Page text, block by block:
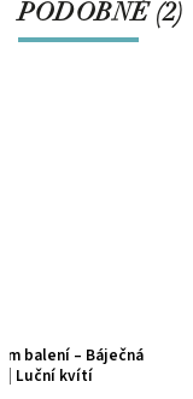
PODOBNÉ (2)
balení – Báječná
| Luční kvítí